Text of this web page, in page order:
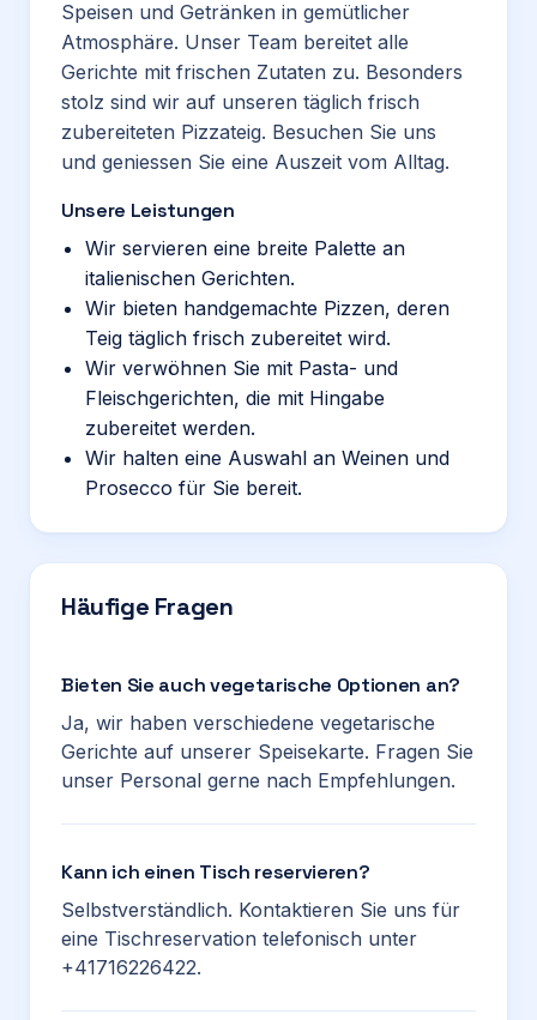
Speisen und Getränken in gemütlicher
Atmosphäre. Unser Team bereitet alle
Gerichte mit frischen Zutaten zu. Besonders
stolz sind wir auf unseren täglich frisch
zubereiteten Pizzateig. Besuchen Sie uns
und geniessen Sie eine Auszeit vom Alltag.
Unsere Leistungen
Wir servieren eine breite Palette an
italienischen Gerichten.
Wir bieten handgemachte Pizzen, deren
Teig täglich frisch zubereitet wird.
Wir verwöhnen Sie mit Pasta- und
Fleischgerichten, die mit Hingabe
zubereitet werden.
Wir halten eine Auswahl an Weinen und
Prosecco für Sie bereit.
Häufige Fragen
Bieten Sie auch vegetarische Optionen an?
Ja, wir haben verschiedene vegetarische
Gerichte auf unserer Speisekarte. Fragen Sie
unser Personal gerne nach Empfehlungen.
Kann ich einen Tisch reservieren?
Selbstverständlich. Kontaktieren Sie uns für
eine Tischreservation telefonisch unter
+41716226422.